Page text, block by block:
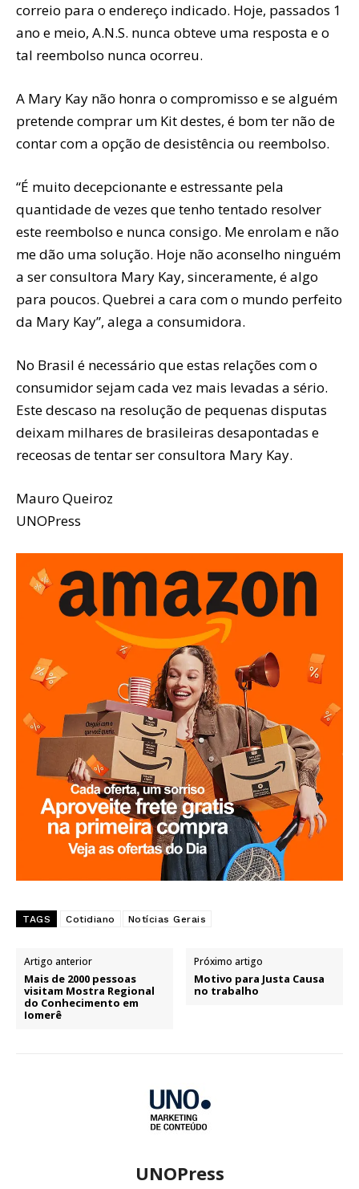
correio para o endereço indicado. Hoje, passados 1
ano e meio, A.N.S. nunca obteve uma resposta e o
tal reembolso nunca ocorreu.
A Mary Kay não honra o compromisso e se alguém
pretende comprar um Kit destes, é bom ter não de
contar com a opção de desistência ou reembolso.
“É muito decepcionante e estressante pela
quantidade de vezes que tenho tentado resolver
este reembolso e nunca consigo. Me enrolam e não
me dão uma solução. Hoje não aconselho ninguém
a ser consultora Mary Kay, sinceramente, é algo
para poucos. Quebrei a cara com o mundo perfeito
da Mary Kay”, alega a consumidora.
No Brasil é necessário que estas relações com o
consumidor sejam cada vez mais levadas a sério.
Este descaso na resolução de pequenas disputas
deixam milhares de brasileiras desapontadas e
receosas de tentar ser consultora Mary Kay.
Mauro Queiroz
UNOPress
TAGS Cotidiano Notícias Gerais
Artigo anterior
Mais de 2000 pessoas
visitam Mostra Regional
do Conhecimento em
Iomerê
Próximo artigo
Motivo para Justa Causa
no trabalho
UNOPress